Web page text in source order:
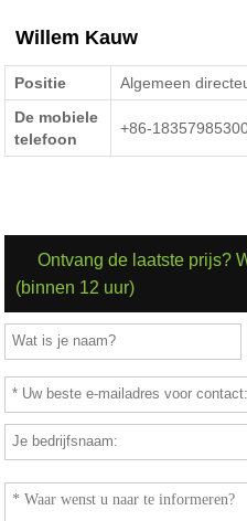
Willem Kauw
Positie
Algemeen
De mobiele
telefoon
+86-
Ontvang de laatste prijs?
(binnen 12 uur)